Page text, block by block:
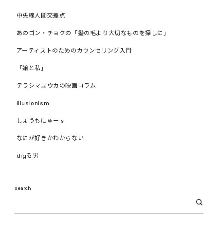
中央線人間交差点
あのゴン・チョクの「髪の毛より大切なものを探しに」
アーティストのためのカウンセリング入門
「嬢と私」
テラシマユウカの映画コラム
illusionism
しょうもにゅーす
なにが好きかわからない
digる男
search